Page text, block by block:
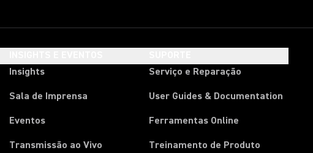
Insights
Sala de Imprensa
Eventos
Transmissão ao Vivo
Serviço e Reparação
User Guides & Documentation
Ferramentas Online
Treinamento de Produto